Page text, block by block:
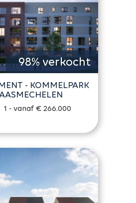
98% verkocht
- KOMMELPARK
1 - vanaf € 266.000